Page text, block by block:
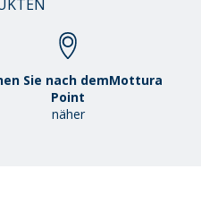
Sie nach demMottura
Point
näher